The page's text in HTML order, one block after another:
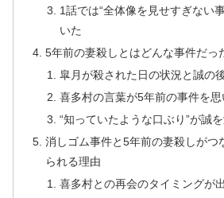
1話では“全体像を見せすぎない
いた
5年前の妻殺しとはどんな事件だっ
皐月が殺された日の状況と誠の
喜多村の言葉が5年前の事件を思
“知っていたような口ぶり”が誠
消しゴム事件と5年前の妻殺しがつ
られる理由
喜多村との再会のタイミングが